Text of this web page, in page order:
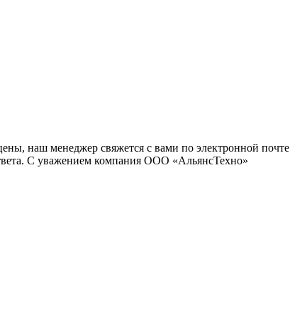
наш менеджер свяжется с вами по электронной
С уважением компания ООО «АльянсТехно»